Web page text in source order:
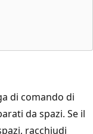
di comando di
da spazi. Se il
racchiudi